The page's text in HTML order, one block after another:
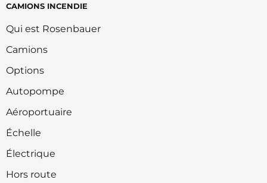
CAMIONS INCENDIE
Qui est Rosenbauer
Camions
Options
Autopompe
Aéroportuaire
Échelle
Électrique
Hors route